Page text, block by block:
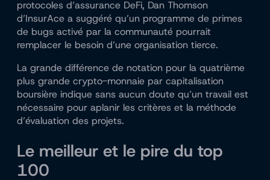
protocoles d’assurance DeFi, Dan Thomson
d’InsurAce a suggéré qu’un programme de primes
de bugs activé par la communauté pourrait
remplacer le besoin d’une organisation tierce.
La grande différence de notation pour la quatrième
plus grande crypto-monnaie par capitalisation
boursière indique sans aucun doute qu’un travail est
nécessaire pour aplanir les critères et la méthode
d’évaluation des projets.
Le meilleur et le pire du top
100